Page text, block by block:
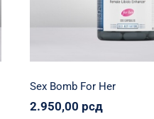
Sex Bomb For Her
2.950,00 рсд